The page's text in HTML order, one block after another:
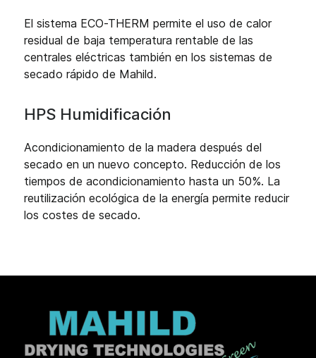
El sistema ECO-THERM permite el uso de calor
residual de baja temperatura rentable de las
centrales eléctricas también en los sistemas de
secado rápido de Mahild.
HPS Humidificación
Acondicionamiento de la madera después del
secado en un nuevo concepto. Reducción de los
tiempos de acondicionamiento hasta un 50%. La
reutilización ecológica de la energía permite reducir
los costes de secado.